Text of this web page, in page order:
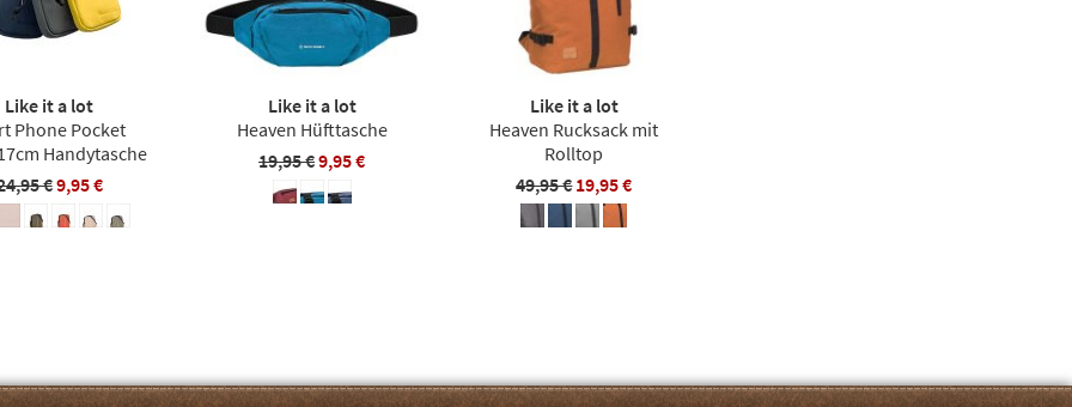
Like it a lot
Phone Pocket
Handytasche
€9,95 €
Like it a lot
Heaven Hüfttasche
19,95 €9,95 €
Like it a lot
Heaven Rucksack mit
Rolltop
49,95 €19,95 €